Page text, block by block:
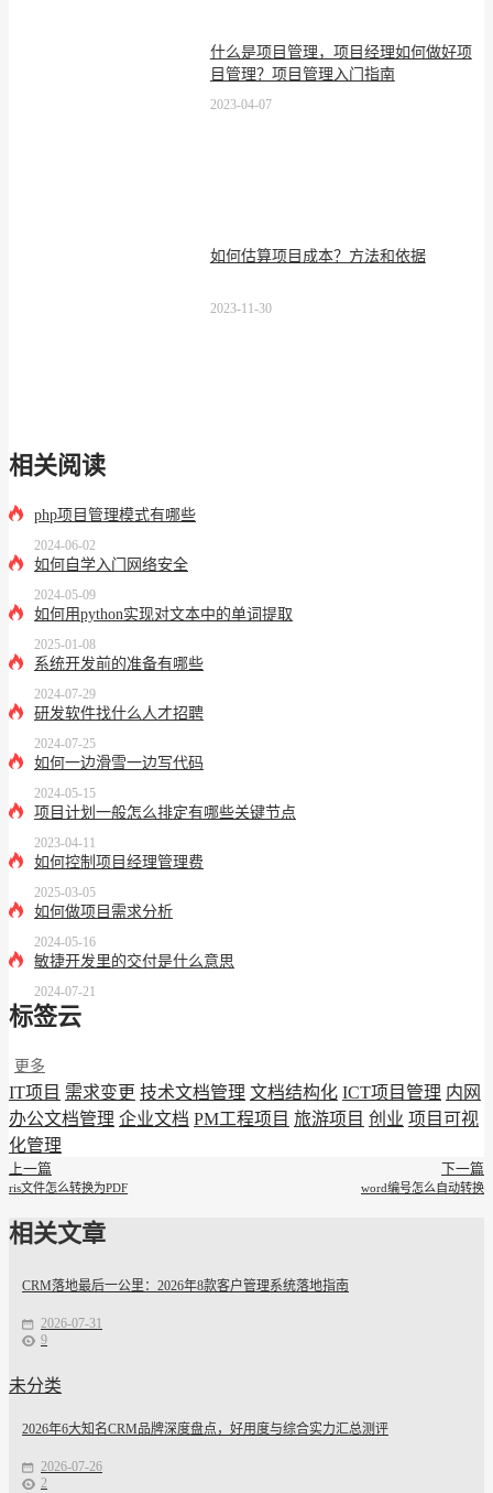
什么是项目管理，项目经理如何做好项
目管理？项目管理入门指南
2023-04-07
如何估算项目成本？方法和依据
2023-11-30
相关阅读
php项目管理模式有哪些
2024-06-02
如何自学入门网络安全
2024-05-09
如何用python实现对文本中的单词提取
2025-01-08
系统开发前的准备有哪些
2024-07-29
研发软件找什么人才招聘
2024-07-25
如何一边滑雪一边写代码
2024-05-15
项目计划一般怎么排定有哪些关键节点
2023-04-11
如何控制项目经理管理费
2025-03-05
如何做项目需求分析
2024-05-16
敏捷开发里的交付是什么意思
2024-07-21
标签云
更多
IT项目 需求变更 技术文档管理 文档结构化 ICT项目管理 内网
办公文档管理 企业文档 PM工程项目 旅游项目 创业 项目可视
化管理
上一篇
ris文件怎么转换为PDF
下一篇
word编号怎么自动转换
相关文章
CRM落地最后一公里：2026年8款客户管理系统落地指南
2026-07-31
9
未分类
2026年6大知名CRM品牌深度盘点，好用度与综合实力汇总测评
2026-07-26
2